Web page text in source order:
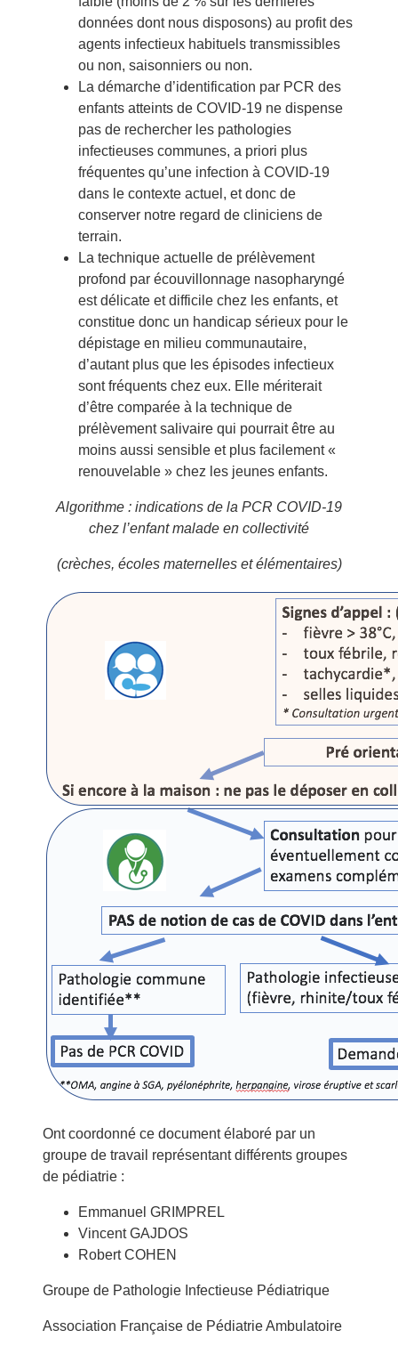
données dont nous disposons) au profit des
agents infectieux habituels transmissibles
ou non, saisonniers ou non.
La démarche d’identification par PCR des
enfants atteints de COVID-19 ne dispense
pas de rechercher les pathologies
infectieuses communes, a priori plus
fréquentes qu’une infection à COVID-19
dans le contexte actuel, et donc de
conserver notre regard de cliniciens de
terrain.
La technique actuelle de prélèvement
profond par écouvillonnage nasopharyngé
est délicate et difficile chez les enfants, et
constitue donc un handicap sérieux pour le
dépistage en milieu communautaire,
d’autant plus que les épisodes infectieux
sont fréquents chez eux. Elle mériterait
d’être comparée à la technique de
prélèvement salivaire qui pourrait être au
moins aussi sensible et plus facilement «
renouvelable » chez les jeunes enfants.
Algorithme : indications de la PCR COVID-19
chez l’enfant malade en collectivité
(crèches, écoles maternelles et élémentaires)
Ont coordonné ce document élaboré par un
groupe de travail représentant différents groupes
de pédiatrie :
Emmanuel GRIMPREL
Vincent GAJDOS
Robert COHEN
Groupe de Pathologie Infectieuse Pédiatrique
Association Française de Pédiatrie Ambulatoire